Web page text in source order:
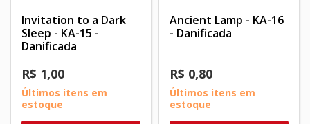
Invitation to a Dark
Sleep - KA-15 -
Danificada
R$ 1,00
Últimos itens em
estoque
Ancient Lamp - KA-16
- Danificada
R$ 0,80
Últimos itens em
estoque